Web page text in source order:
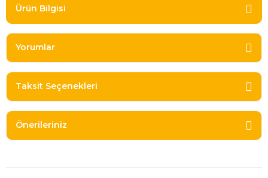
Ürün Bilgisi
Yorumlar
Taksit Seçenekleri
Önerileriniz